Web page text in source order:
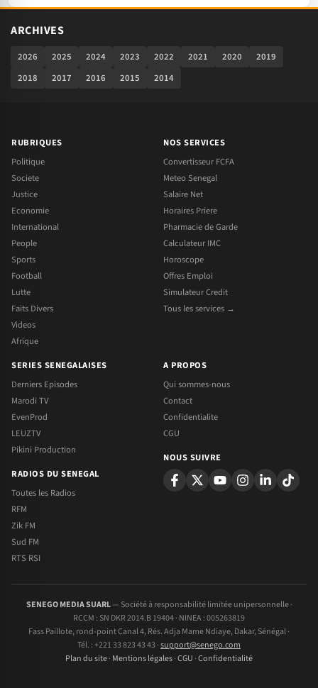
ARCHIVES
2026 2025 2024 2023 2022 2021 2020
2019
2018
2017 2016 2015 2014
RUBRIQUES
Politique
Societe
Justice
Economie
International
People
Sports
Football
Lutte
Faits Divers
Videos
Afrique
NOS SERVICES
Convertisseur FCFA
Meteo Senegal
Salaire Net
Horaires Priere
Pharmacie de Garde
Calculateur IMC
Horoscope
Offres Emploi
Simulateur Credit
Tous les services →
SERIES SENEGALAISES
Derniers Episodes
Marodi TV
EvenProd
LEUZTV
Pikini Production
RADIOS DU SENEGAL
Toutes les Radios
RFM
Zik FM
Sud FM
RTS RSI
A PROPOS
Qui sommes-nous
Contact
Confidentialite
CGU
NOUS SUIVRE
SENEGO MEDIA SUARL— Société à responsabilité limitée unipersonnelle ·
RCCM : SN DKR 2014.B 19404 · NINEA : 005263819
Fass Paillote, rond-point Canal 4, Rés. Adja Mame Ndiaye, Dakar, Sénégal ·
Tél. : +221 33 823 43 43 ·support@senego.com
Plan du site· Mentions légales·CGU ·Confidentialité